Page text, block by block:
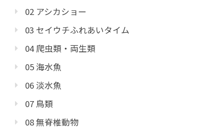
02 アシカショー
03 セイウチふれあいタイム
04 爬虫類・両生類
05 海水魚
06 淡水魚
07 鳥類
08 無脊椎動物